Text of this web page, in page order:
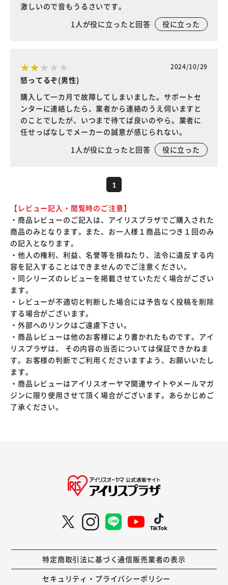
激しいので音もうるさいです。
1人が役に立ったと回答 役に立った
2024/10/29
怒ってるぞ(男性)
購入して一カ月で故障してしまいました。サポートセ
ンターに連絡したら、業者から連絡のうえ伺いますと
のことでしたが、いつまで待てば良いのやら。業者に
任せっばなしでメーカーの誠意が感じられない。
1人が役に立ったと回答 役に立った
1
【レビュー記入・閲覧時のご注意】
・商品レビューのご記入は、アイリスプラザでご購入された
商品のみとなります。また、お一人様１商品につき１回のみ
の記入となります。
・他人の権利、利益、名誉等を損ねたり、法令に違反する内
容を記入することはできませんのでご注意ください。
・同シリーズのレビューを掲載させていただく場合がござい
ます。
・レビューが不適切と判断した場合には予告なく投稿を削除
する場合がございます。
・外部へのリンクはご遠慮下さい。
・商品レビューは他のお客様により書かれたものです。アイ
リスプラザは、 その内容の当否については保証できかねま
す。お客様の判断でご利用くださいますよう、お願いいたし
ます。
・商品レビューはアイリスオーヤマ関連サイトやメールマガ
ジンに限り使用させて頂く場合がございます。あらかじめご
了承ください。
特定商取引法に基づく通信販売業者の表示
セキュリティ・プライバシーポリシー